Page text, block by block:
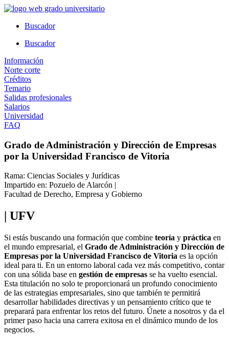
Ir
contenidoBuscador
Buscador
Información
Norte corte
Créditos
Temario
Salidas profesionales
Salarios
Universidad
FAQ
Grado de Administración y Dirección de Empresas
por la Universidad Francisco de Vitoria
Rama: Ciencias Sociales y Jurídicas
Impartido en: Pozuelo de Alarcón |
Facultad de Derecho, Empresa y Gobierno
| UFV
Si estás buscando una formación que combine teoría y práctica en
el mundo empresarial, el Grado de Administración y Dirección de
Empresas por la Universidad Francisco de Vitoria es la opción
ideal para ti. En un entorno laboral cada vez más competitivo, contar
con una sólida base en gestión de empresas se ha vuelto esencial.
Esta titulación no solo te proporcionará un profundo conocimiento
de las estrategias empresariales, sino que también te permitirá
desarrollar habilidades directivas y un pensamiento crítico que te
preparará para enfrentar los retos del futuro. Únete a nosotros y da el
primer paso hacia una carrera exitosa en el dinámico mundo de los
negocios.